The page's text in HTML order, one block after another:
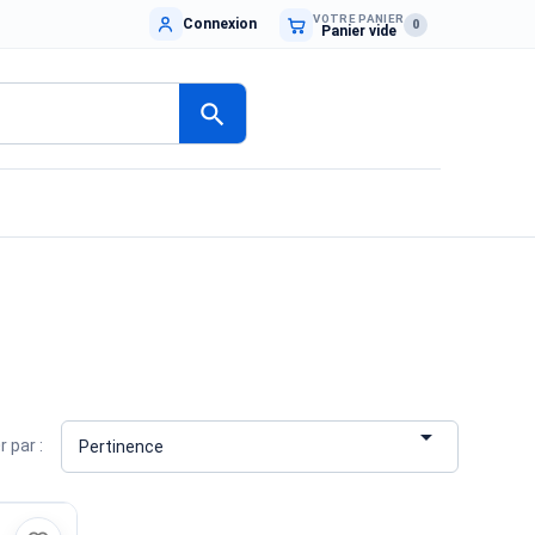
Connexion VOTRE PANIER
Panier vide 0
search
par : Pertinence 